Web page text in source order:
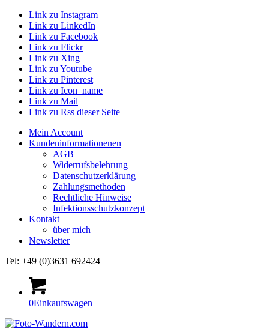
Link zu Instagram
Link zu LinkedIn
Link zu Facebook
Link zu Flickr
Link zu Xing
Link zu Youtube
Link zu Pinterest
Link zu Icon_name
Link zu Mail
Link zu Rss dieser Seite
Mein Account
Kundeninformationenen
AGB
Widerrufsbelehrung
Datenschutzerklärung
Zahlungsmethoden
Rechtliche Hinweise
Infektionsschutzkonzept
Kontakt
über mich
Newsletter
Tel: +49 (0)3631 692424
0Einkaufswagen